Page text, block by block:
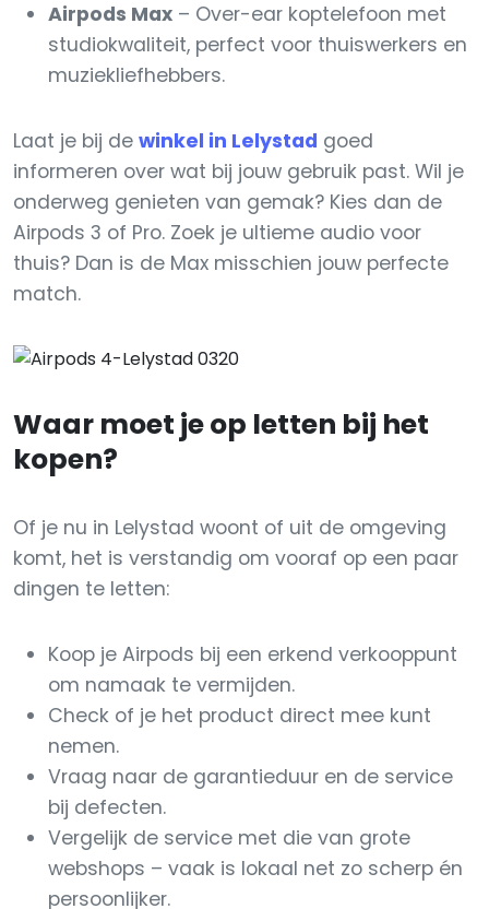
Airpods Max – Over-ear koptelefoon met
studiokwaliteit, perfect voor thuiswerkers en
muziekliefhebbers.
Laat je bij de winkel in Lelystad goed
informeren over wat bij jouw gebruik past. Wil je
onderweg genieten van gemak? Kies dan de
Airpods 3 of Pro. Zoek je ultieme audio voor
thuis? Dan is de Max misschien jouw perfecte
match.
Waar moet je op letten bij het
kopen?
Of je nu in Lelystad woont of uit de omgeving
komt, het is verstandig om vooraf op een paar
dingen te letten:
Koop je Airpods bij een erkend verkooppunt
om namaak te vermijden.
Check of je het product direct mee kunt
nemen.
Vraag naar de garantieduur en de service
bij defecten.
Vergelijk de service met die van grote
webshops – vaak is lokaal net zo scherp én
persoonlijker.